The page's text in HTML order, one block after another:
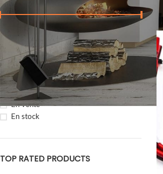
FILTRER
Prix :
ÉTAT DES STOCKS
En vente
En stock
TOP RATED PRODUCTS